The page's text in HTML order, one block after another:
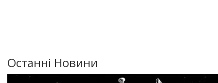
Останні Новини